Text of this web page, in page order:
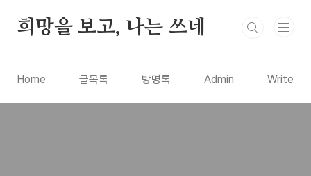
희망을 보고, 나는 쓰네
Home 글목록 방명록 Admin Write